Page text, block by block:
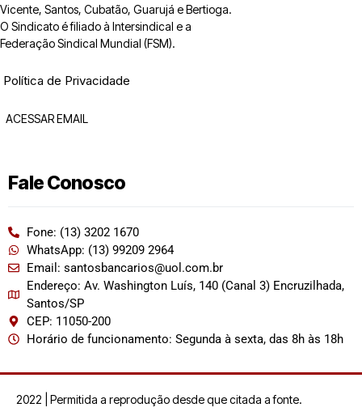
Vicente, Santos, Cubatão, Guarujá e Bertioga.
O Sindicato é filiado à Intersindical e a
Federação Sindical Mundial (FSM).
Política de Privacidade
ACESSAR EMAIL
Fale Conosco
Fone: (13) 3202 1670
WhatsApp: (13) 99209 2964
Email: santosbancarios@uol.com.br
Endereço: Av. Washington Luís, 140 (Canal 3) Encruzilhada,
Santos/SP
CEP: 11050-200
Horário de funcionamento: Segunda à sexta, das 8h às 18h
2022 | Permitida a reprodução desde que citada a fonte.